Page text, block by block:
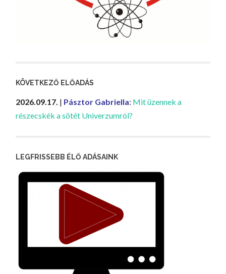
KÖVETKEZŐ ELŐADÁS
2026.09.17. | Pásztor Gabriella: Mit üzennek a
részecskék a sötét Univerzumról?
LEGFRISSEBB ÉLŐ ADÁSAINK